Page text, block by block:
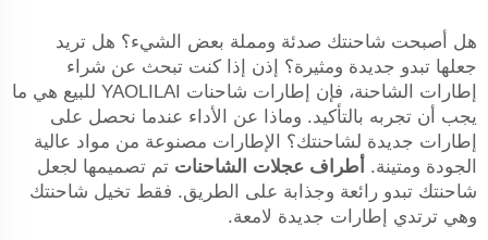
هل أصبحت شاحنتك صدئة ومملة بعض الشيء؟ هل تريد
جعلها تبدو جديدة ومثيرة؟ إذن إذا كنت تبحث عن شراء
إطارات الشاحنة، فإن إطارات شاحنات YAOLILAI للبيع هي ما
يجب أن تجربه بالتأكيد. وماذا عن الأداء عندما نحصل على
إطارات جديدة لشاحنتك؟ الإطارات مصنوعة من مواد عالية
الجودة ومتينة. أطراف عجلات الشاحنات تم تصميمها لجعل
شاحنتك تبدو رائعة وجذابة على الطريق. فقط تخيل شاحنتك
وهي ترتدي إطارات جديدة لامعة.